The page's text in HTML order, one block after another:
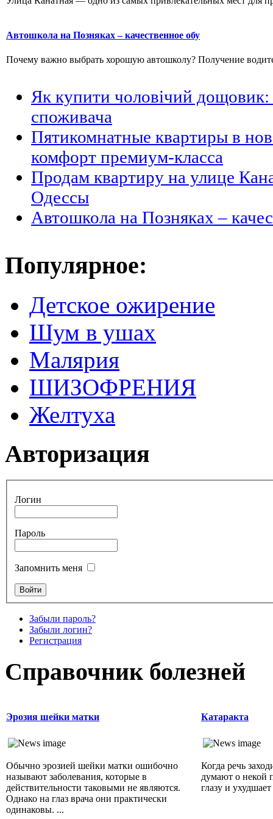
Автошкола на Позняках – качественное обу
Почему важно выбрать хорошую автошколу? Получение
Як купити чоловічий дощовик:
споживача
Пятикомнатные квартиры в
комфорт премиум-класса
Продам квартиру на улице
Одессы
Автошкола на Позняках –
Популярное:
Детское ожирение
Шум в ушах
Малярия
ШИЗОФРЕНИЯ
Желтуха
Авторизация
Логин
Пароль
Запомнить меня
Забыли пароль?
Забыли логин?
Регистрация
Справочник болезней
Эрозия шейки матки
Обычно эрозией шейки матки ошибочно
называют заболевания, которые в
действительности таковыми не являются.
Однако на глаз врача они практически
одинаковы. ...
Катаракта
Когда речь
думают о некой
глазу и